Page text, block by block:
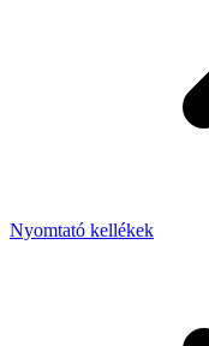
Nyomtató kellékek